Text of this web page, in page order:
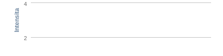
Intensita
2
4